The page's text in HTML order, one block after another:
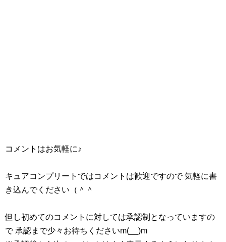
コメントはお気軽に♪
キュアコンプリートではコメントは歓迎ですので 気軽に書
き込んでください（＾＾
但し初めてのコメントに対しては承認制となっていますの
で 承認まで少々お待ちくださいm(__)m